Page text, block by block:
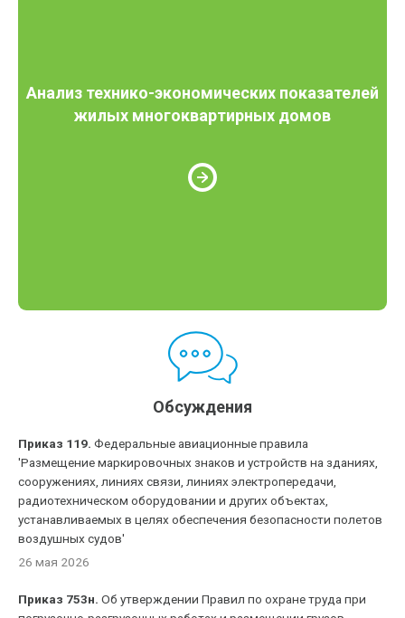
Анализ технико-экономических показателей
жилых многоквартирных домов
Обсуждения
Приказ 119. Федеральные авиационные правила
'Размещение маркировочных знаков и устройств на зданиях,
сооружениях, линиях связи, линиях электропередачи,
радиотехническом оборудовании и других объектах,
устанавливаемых в целях обеспечения безопасности полетов
воздушных судов'
26 мая 2026
Приказ 753н. Об утверждении Правил по охране труда при